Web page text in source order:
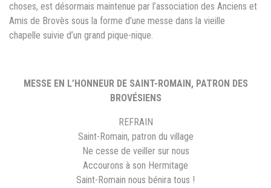
choses, est désormais maintenue par l’association des Anciens et
Amis de Brovès sous la forme d’une messe dans la vieille
chapelle suivie d’un grand pique-nique.
MESSE EN L’HONNEUR DE SAINT-ROMAIN, PATRON DES
BROVÉSIENS
REFRAIN
Saint-Romain, patron du village
Ne cesse de veiller sur nous
Accourons à son Hermitage
Saint-Romain nous bénira tous !